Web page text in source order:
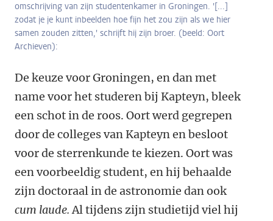
omschrijving van zijn studentenkamer in Groningen. '[...]
zodat je je kunt inbeelden hoe fijn het zou zijn als we hier
samen zouden zitten,' schrijft hij zijn broer. (beeld: Oort
Archieven):
De keuze voor Groningen, en dan met
name voor het studeren bij Kapteyn, bleek
een schot in de roos. Oort werd gegrepen
door de colleges van Kapteyn en besloot
voor de sterrenkunde te kiezen. Oort was
een voorbeeldig student, en hij behaalde
zijn doctoraal in de astronomie dan ook
cum laude.Al tijdens zijn studietijd viel hij